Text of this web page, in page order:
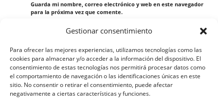
Gestionar consentimiento
Para ofrecer las mejores experiencias, utilizamos tecnologías como las
cookies para almacenar y/o acceder a la información del dispositivo. El
consentimiento de estas tecnologías nos permitirá procesar datos como
el comportamiento de navegación o las identificaciones únicas en este
sitio. No consentir o retirar el consentimiento, puede afectar
negativamente a ciertas características y funciones.
Guarda mi nombre, correo electrónico y web en este navegador
para la próxima vez que comente.